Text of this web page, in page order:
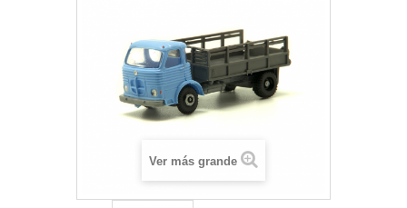
Ver más grande